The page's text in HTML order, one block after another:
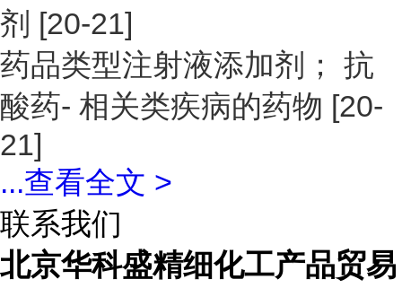
剂 [20-21]
药品类型注射液添加剂； 抗
酸药- 相关类疾病的药物 [20-
21]
...查看全文 >
联系我们
北京华科盛精细化工产品贸易